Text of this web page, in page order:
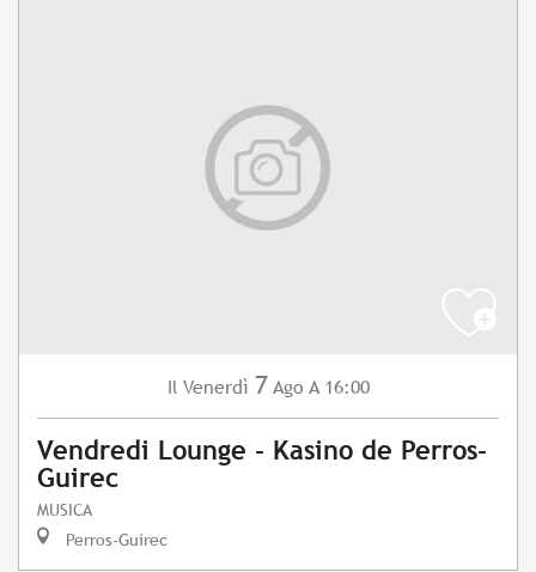
Il Venerdì 7 Ago A 16:00
Vendredi Lounge - Kasino de Perros-
Guirec
MUSICA
Perros-Guirec